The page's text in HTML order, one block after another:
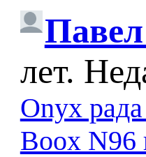
лет.
Onyx
Boox